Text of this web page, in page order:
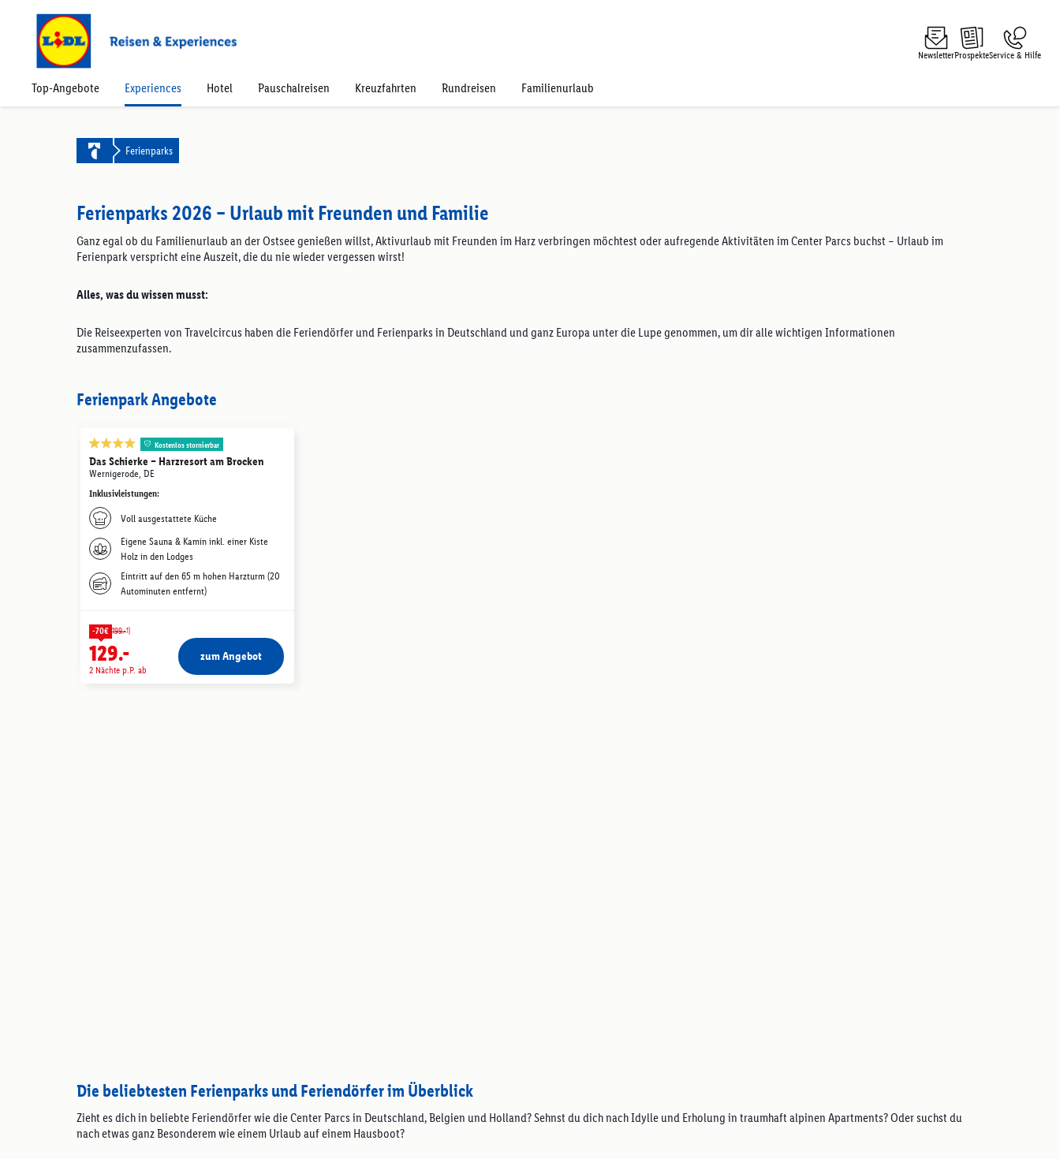
NewsletterProspekteService & Hilfe
Top-Angebote Experiences Hotel Pauschalreisen Kreuzfahrten Rundreisen Familienurlaub
Ferienparks
Ferienparks 2026 – Urlaub mit Freunden und Familie
Ganz egal ob du Familienurlaub an der Ostsee genießen willst, Aktivurlaub mit Freunden im Harz verbringen möchtest oder aufregende Aktivitäten im Center Parcs buchst – Urlaub im
Ferienpark verspricht eine Auszeit, die du nie wieder vergessen wirst!
Alles, was du wissen musst:
Die Reiseexperten von Travelcircus haben die Feriendörfer und Ferienparks in Deutschland und ganz Europa unter die Lupe genommen, um dir alle wichtigen Informationen
zusammenzufassen.
Ferienpark Angebote
Kostenlos stornierbar
Das Schierke – Harzresort am Brocken
Wernigerode, DE
Inklusivleistungen:
Voll ausgestattete Küche
Eigene Sauna & Kamin inkl. einer Kiste
Holz in den Lodges
Eintritt auf den 65 m hohen Harzturm (20
Autominuten entfernt)
-70€ 199.-1)
129.-
2 Nächte p.P. ab
zum Angebot
Die beliebtesten Ferienparks und Feriendörfer im Überblick
Zieht es dich in beliebte Feriendörfer wie die Center Parcs in Deutschland, Belgien und Holland? Sehnst du dich nach Idylle und Erholung in traumhaft alpinen Apartments? Oder suchst du
nach etwas ganz Besonderem wie einem Urlaub auf einem Hausboot?